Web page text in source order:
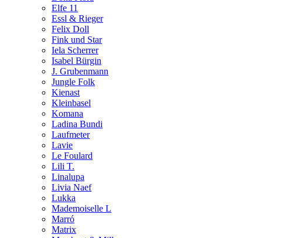
Elfe 11
Essl & Rieger
Felix Doll
Fink und Star
Iela Scherrer
Isabel Bürgin
J. Grubenmann
Jungle Folk
Kienast
Kleinbasel
Komana
Ladina Bundi
Laufmeter
Lavie
Le Foulard
Lili T.
Linalupa
Livia Naef
Lukka
Mademoiselle L
Marró
Matrix